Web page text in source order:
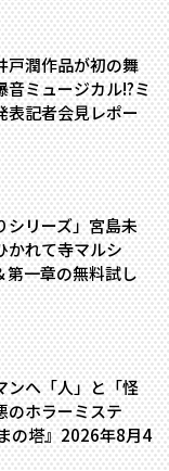
戸潤作品が初の舞
ミュージカル!?――ミ
表記者会見レポー
シリーズ」宮島未
かれて寺マルシ
第一章の無料試し
へ――「人」と「怪
のホラーミステ
の塔』2026年8月4